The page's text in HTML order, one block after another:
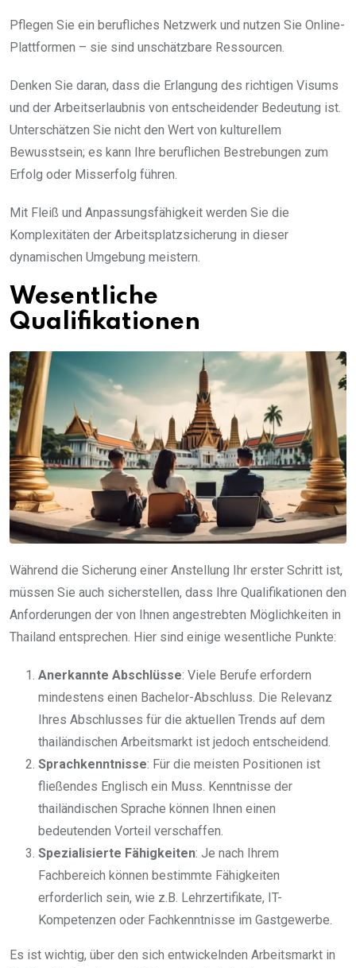
Pflegen Sie ein berufliches Netzwerk und nutzen Sie Online-
Plattformen – sie sind unschätzbare Ressourcen.
Denken Sie daran, dass die Erlangung des richtigen Visums
und der Arbeitserlaubnis von entscheidender Bedeutung ist.
Unterschätzen Sie nicht den Wert von kulturellem
Bewusstsein; es kann Ihre beruflichen Bestrebungen zum
Erfolg oder Misserfolg führen.
Mit Fleiß und Anpassungsfähigkeit werden Sie die
Komplexitäten der Arbeitsplatzsicherung in dieser
dynamischen Umgebung meistern.
Wesentliche
Qualifikationen
Während die Sicherung einer Anstellung Ihr erster Schritt ist,
müssen Sie auch sicherstellen, dass Ihre Qualifikationen den
Anforderungen der von Ihnen angestrebten Möglichkeiten in
Thailand entsprechen. Hier sind einige wesentliche Punkte:
Anerkannte Abschlüsse: Viele Berufe erfordern
mindestens einen Bachelor-Abschluss. Die Relevanz
Ihres Abschlusses für die aktuellen Trends auf dem
thailändischen Arbeitsmarkt ist jedoch entscheidend.
Sprachkenntnisse: Für die meisten Positionen ist
fließendes Englisch ein Muss. Kenntnisse der
thailändischen Sprache können Ihnen einen
bedeutenden Vorteil verschaffen.
Spezialisierte Fähigkeiten: Je nach Ihrem
Fachbereich können bestimmte Fähigkeiten
erforderlich sein, wie z.B. Lehrzertifikate, IT-
Kompetenzen oder Fachkenntnisse im Gastgewerbe.
Es ist wichtig, über den sich entwickelnden Arbeitsmarkt in